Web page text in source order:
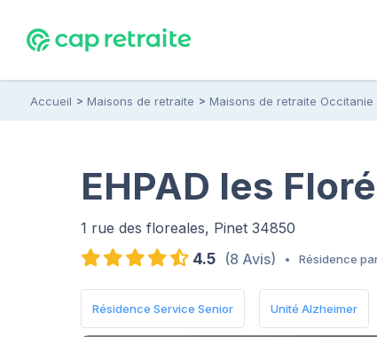
Accueil Maisons de retraite Maisons de retraite Occitanie
EHPAD les
1 rue des floreales, Pinet 34850
4.5 (8 Avis) • Résidence
Résidence Service Senior Unité Alzheimer